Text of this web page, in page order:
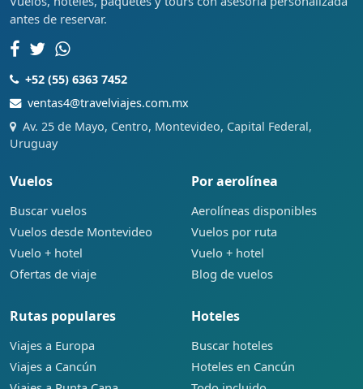
antes de reservar.
+52 (55) 6363 7452
ventas4@travelviajes.com.mx
Av. 25 de Mayo, Centro, Montevideo, Capital Federal,
Uruguay
Vuelos
Buscar vuelos
Vuelos desde Montevideo
Vuelo + hotel
Ofertas de viaje
Por aerolínea
Aerolíneas disponibles
Vuelos por ruta
Vuelo + hotel
Blog de vuelos
Rutas populares
Viajes a Europa
Viajes a Cancún
Hoteles
Buscar hoteles
Hoteles en Cancún